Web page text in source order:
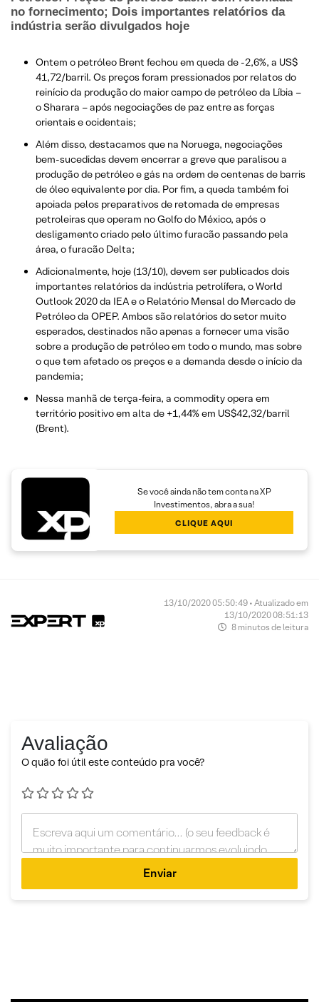
no fornecimento; Dois importantes relatórios da
indústria serão divulgados hoje
Ontem o petróleo Brent fechou em queda de -2,6%, a US$
41,72/barril. Os preços foram pressionados por relatos do
reinício da produção do maior campo de petróleo da Líbia –
o Sharara – após negociações de paz entre as forças
orientais e ocidentais;
Além disso, destacamos que na Noruega, negociações
bem-sucedidas devem encerrar a greve que paralisou a
produção de petróleo e gás na ordem de centenas de barris
de óleo equivalente por dia. Por fim, a queda também foi
apoiada pelos preparativos de retomada de empresas
petroleiras que operam no Golfo do México, após o
desligamento criado pelo último furacão passando pela
área, o furacão Delta;
Adicionalmente, hoje (13/10), devem ser publicados dois
importantes relatórios da indústria petrolífera, o World
Outlook 2020 da IEA e o Relatório Mensal do Mercado de
Petróleo da OPEP. Ambos são relatórios do setor muito
esperados, destinados não apenas a fornecer uma visão
sobre a produção de petróleo em todo o mundo, mas sobre
o que tem afetado os preços e a demanda desde o início da
pandemia;
Nessa manhã de terça-feira, a commodity opera em
território positivo em alta de +1,44% em US$42,32/barril
(Brent).
Se você ainda não tem conta na XP
Investimentos, abra a sua!
CLIQUE AQUI
13/10/2020 05:50:49 • Atualizado em
13/10/2020 08:51:13
8 minutos de leitura
Avaliação
O quão foi útil este conteúdo pra você?
Enviar